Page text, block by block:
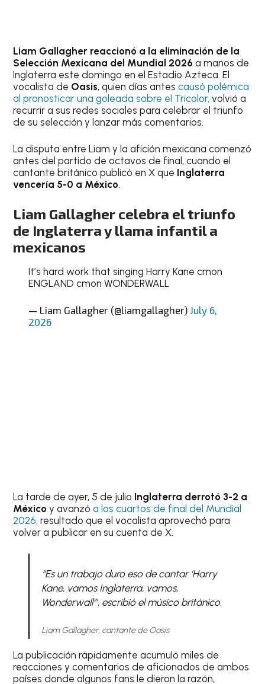
Liam Gallagher reaccionó a la eliminación de la
Selección Mexicana del Mundial 2026 a manos de
Inglaterra este domingo en el Estadio Azteca. El
vocalista de Oasis, quien días antescausó polémica
al pronosticar una goleada sobre el Tricolor,volvió a
recurrir a sus redes sociales para celebrar el triunfo
de su selección y lanzar más comentarios.
La disputa entre Liam y la afición mexicana comenzó
antes del partido de octavos de final, cuando el
cantante británico publicó en X que Inglaterra
vencería 5-0 a México.
Liam Gallagher celebra el triunfo
de Inglaterra y llama infantil a
mexicanos
It’s hard work that singing Harry Kane cmon
ENGLAND cmon WONDERWALL
— Liam Gallagher (@liamgallagher) July 6,
2026
La tarde de ayer, 5 de julio Inglaterra derrotó 3-2 a
México y avanzó a los cuartos de final del Mundial
2026,resultado que el vocalista aprovechó para
volver a publicar en su cuenta de X.
“Es un trabajo duro eso de cantar ‘Harry
Kane, vamos Inglaterra, vamos,
Wonderwall'”, escribió el músico británico.
Liam Gallagher, cantante de Oasis
La publicación rápidamente acumuló miles de
reacciones y comentarios de aficionados de ambos
países donde algunos fans le dieron la razón,